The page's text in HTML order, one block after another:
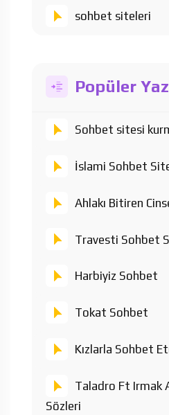
sohbet siteleri
Popüler
Sohbet sitesi
İslami Sohbet
Ahlakı Bitiren
Travesti Sohbet
Harbiyiz Sohbet
Tokat Sohbet
Kızlarla Sohbet
Taladro Ft Irmak
Sözleri